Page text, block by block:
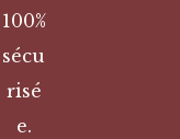
100%
sécu
risé
e.